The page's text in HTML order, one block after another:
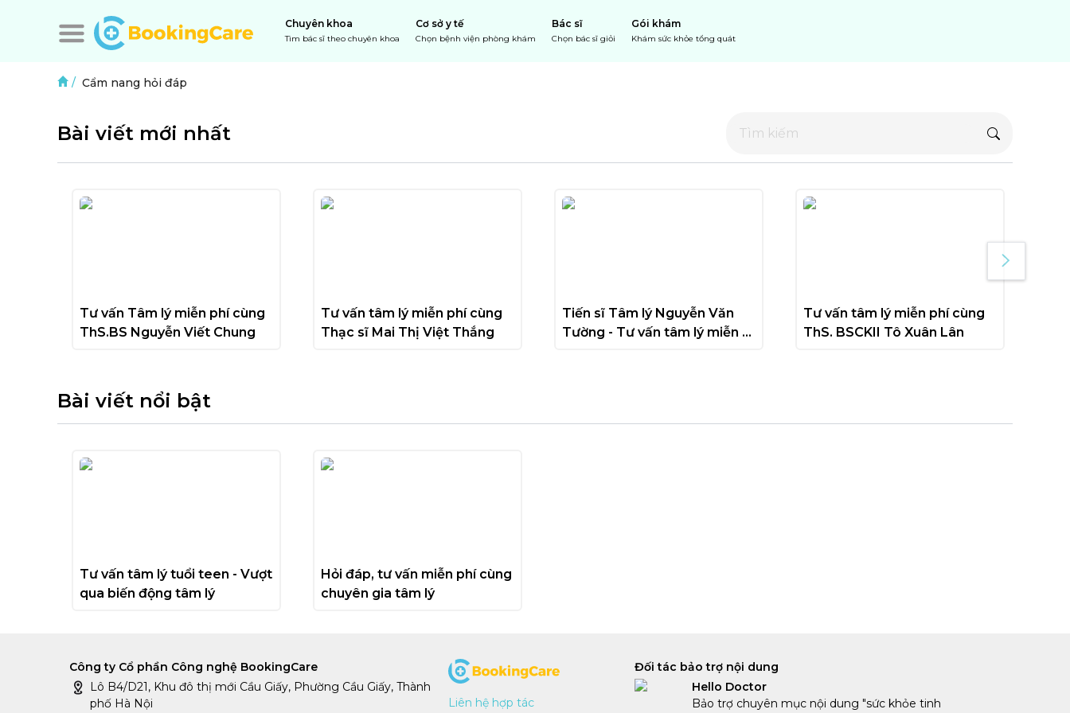
Chuyên khoa
Tìm bác sĩ theo chuyên khoa
Cơ sở y tế
Chọn bệnh viện phòng khám
Bác sĩ
Chọn bác sĩ giỏi
Gói khám
Khám sức khỏe tổng quát
/ Cẩm nang hỏi đáp
Bài viết mới nhất
Tư vấn Tâm lý miễn phí cùng
ThS.BS Nguyễn Viết Chung
Tư vấn tâm lý miễn phí cùng
Thạc sĩ Mai Thị Việt Thắng
Tiến sĩ Tâm lý Nguyễn Văn
Tường - Tư vấn tâm lý miễn
Tư vấn tâm lý miễn phí cùng
ThS. BSCKII Tô Xuân Lân
Bài viết nổi bật
Tư vấn tâm lý tuổi teen - Vượt
qua biến động tâm lý
Hỏi đáp, tư vấn miễn phí cùng
chuyên gia tâm lý
Liên hệ hợp tác
Công ty Cổ phần Công nghệ BookingCare
Lô B4/D21, Khu đô thị mới Cầu Giấy, Phường Cầu Giấy, Thành
phố Hà Nội
Đối tác bảo trợ nội dung
Hello Doctor
Bảo trợ chuyên mục nội dung "sức khỏe tinh